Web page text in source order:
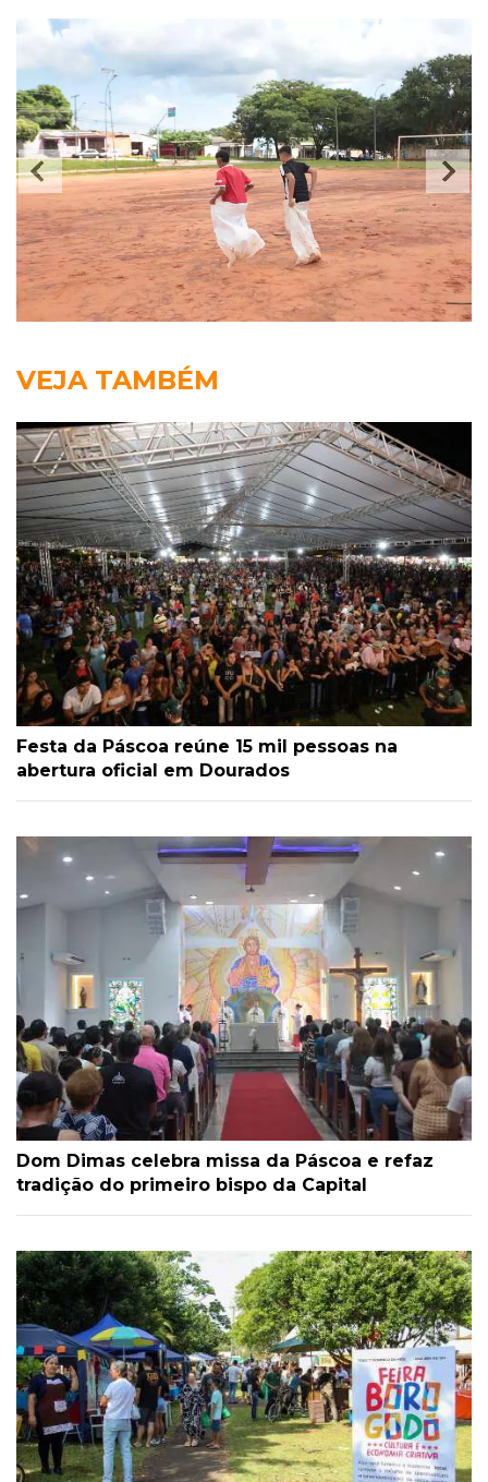
VEJA TAMBÉM
Festa da Páscoa reúne 15 mil pessoas na
abertura oficial em Dourados
Dom Dimas celebra missa da Páscoa e refaz
tradição do primeiro bispo da Capital